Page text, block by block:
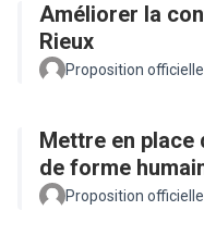
Améliorer la
Rieux
Proposition officielle
Mettre en place
de forme
Proposition officielle